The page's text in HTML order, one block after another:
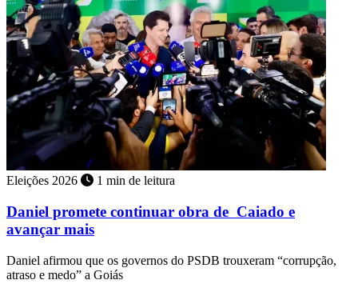
Eleições 2026 1 min de leitura
Daniel promete continuar obra de Caiado e
avançar mais
Daniel afirmou que os governos do PSDB trouxeram “corrupção,
atraso e medo” a Goiás